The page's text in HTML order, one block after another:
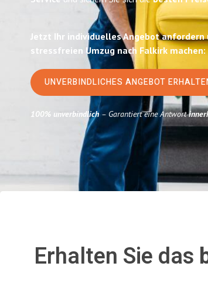
Jetzt Ihr individuelles Angebot
stressfreien Umzug nach Falkirk machen:
UNVERBINDLICHES ANGEBOT
100% unverbindlich– Garantiert eine Antwort
Erhalten Sie das